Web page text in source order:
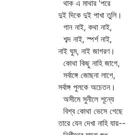
থাক এ মাথার 'পরে
দুই দিকে দুই পাখা তুলি।
গান নাই, কথা নাই,
শব্দ নাই, স্পর্শ নাই,
নাই ঘুম, নাই জাগরণ।
কোথা কিছু নাহি জাগে,
সর্বাঙ্গে জোছনা লাগে,
সর্বাঙ্গ পুলকে অচেতন।
অসীমে সুনীলে শূন্যে
বিশ্ব কোথা ভেসে গেছে
তারে যেন দেখা নাহি যায়--